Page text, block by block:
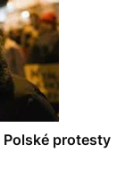
protesty